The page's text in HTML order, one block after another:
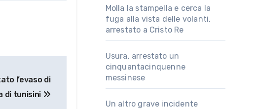
l’evaso di
di tunisini
Molla la stampella e cerca la
fuga alla vista delle volanti,
arrestato a Cristo Re
Usura, arrestato un
cinquantacinquenne
messinese
Un altro grave incidente